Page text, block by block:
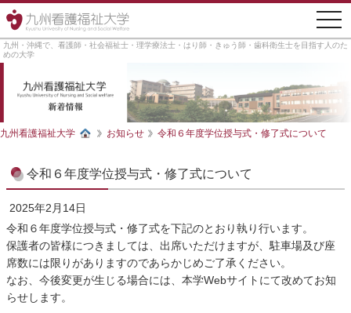
九州・沖縄で、看護師・社会福祉士・理学療法士・はり師・きゅう師・歯科衛生士を目指す人のた
めの大学
九州看護福祉大学 お知らせ 令和６年度学位授与式・修了式について
令和６年度学位授与式・修了式について
2025年2月14日
令和６年度学位授与式・修了式を下記のとおり執り行います。
保護者の皆様につきましては、出席いただけますが、駐車場及び座
席数には限りがありますのであらかじめご了承ください。
なお、今後変更が生じる場合には、本学Webサイトにて改めてお知
らせします。